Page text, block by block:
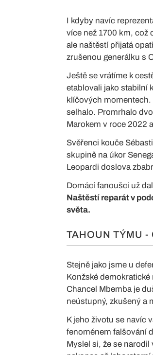
I kdyby navíc
více než 1700 km, což
ale naštěstí přijatá
zrušenou generálku s
Ještě se vrátíme k
etablovali jako stabilní
klíčových
selhalo. Promrhalo
Marokem v roce 2022
Svěřenci kouče
skupině na úkor
Leopardi doslova
Domácí fanoušci už
Naštěstí reparát v
světa.
TAHOUN TÝMU
Stejně jako jsme u
Konžské
Chancel Mbemba je
neústupný, zkušený a
K jeho životu se navíc
fenoménem falšování
Myslel si, že se